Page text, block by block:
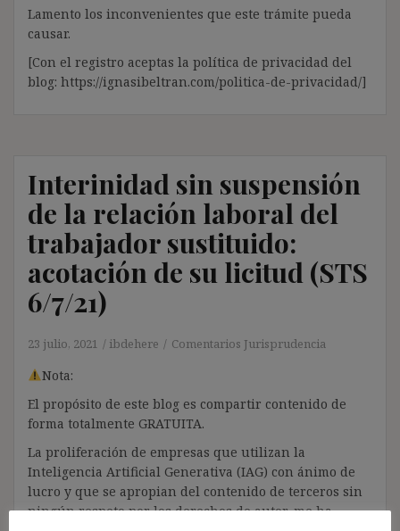
Lamento los inconvenientes que este trámite pueda
causar.
[Con el registro aceptas la política de privacidad del
blog: https://ignasibeltran.com/politica-de-privacidad/]
Interinidad sin suspensión
de la relación laboral del
trabajador sustituido:
acotación de su licitud (STS
6/7/21)
23 julio, 2021 ibdehere Comentarios Jurisprudencia
Nota:
El propósito de este blog es compartir contenido de
forma totalmente GRATUITA.
La proliferación de empresas que utilizan la
Inteligencia Artificial Generativa (IAG) con ánimo de
lucro y que se apropian del contenido de terceros sin
ningún respeto por los derechos de autor, me ha